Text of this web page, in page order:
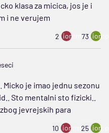
klasa za micica, jos je i
i ne verujem
2 ion:minus
73
Micko je imao jednu sezonu
Sto mentalni sto fizicki..
jevrejskih para
10 ion:minus
25